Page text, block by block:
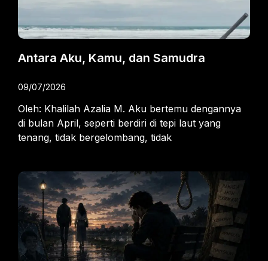
Antara Aku, Kamu, dan Samudra
09/07/2026
Oleh: Khalilah Azalia M. Aku bertemu dengannya
di bulan April, seperti berdiri di tepi laut yang
tenang, tidak bergelombang, tidak